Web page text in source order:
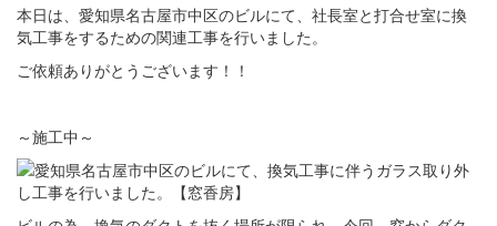
本日は、愛知県名古屋市中区のビルにて、社長室と打合せ室に換
気工事をするための関連工事を行いました。
ご依頼ありがとうございます！！
～施工中～